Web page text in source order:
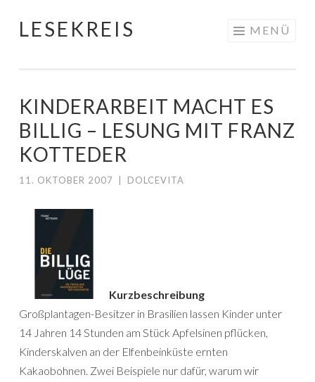
Springe
LESEKREIS MENÜ
KINDERARBEIT MACHT ES
BILLIG – LESUNG MIT FRANZ
KOTTEDER
11. OKTOBER 2007 DOLCEVITA
Kurzbeschreibung
Großplantagen-Besitzer in Brasilien lassen Kinder unter
14 Jahren 14 Stunden am Stück Apfelsinen pflücken,
Kinderskalven an der Elfenbeinküste ernten
Kakaobohnen. Zwei Beispiele nur dafür, warum wir